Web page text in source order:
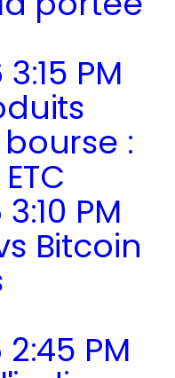
PM
:
PM
Bitcoin
PM